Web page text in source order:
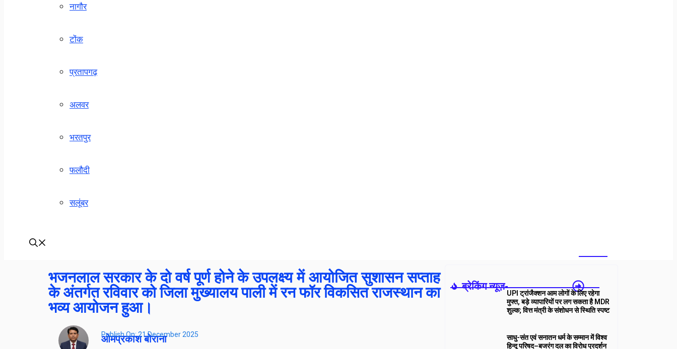
नागौर
टोंक
प्रतापगढ़
अलवर
भरतपुर
फलौदी
सलूंबर
भजनलाल सरकार के दो वर्ष पूर्ण होने के उपलक्ष्य में आयोजित सुशासन सप्ताह
के अंतर्गत रविवार को जिला मुख्यालय पाली में रन फॉर विकसित राजस्थान का
भव्य आयोजन हुआ।
ओमप्रकाश बोराना
Publish On:21 December 2025
ब्रेकिंग न्यूज़-
UPI ट्रांजैक्शन आम लोगों के लिए रहेगा
मुफ्त, बड़े व्यापारियों पर लग सकता है MDR
शुल्क; वित्त मंत्री के संशोधन से स्थिति स्पष्ट
साधु-संत एवं सनातन धर्म के सम्मान में विश्व
हिन्दू परिषद–बजरंग दल का विरोध प्रदर्शन